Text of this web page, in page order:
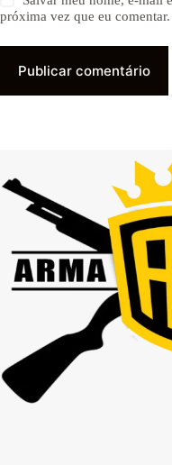
próxima vez que eu comentar.
Publicar comentário